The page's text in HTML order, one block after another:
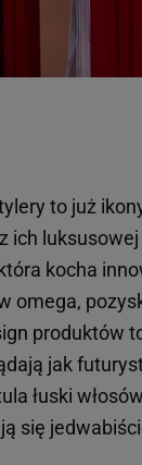
to już
ich
kocha
omega,
produktów
jak
łuski
się